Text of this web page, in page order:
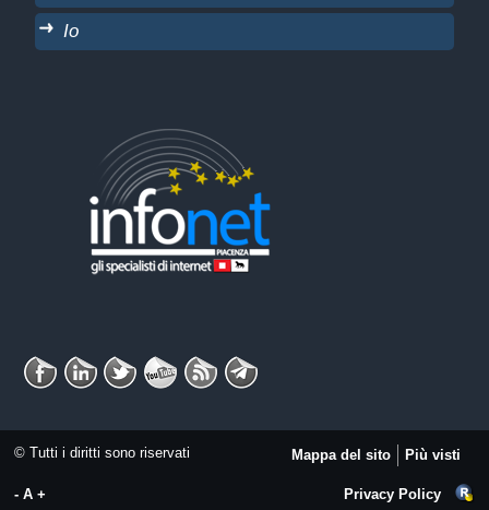
Io
© Tutti i diritti sono riservati Mappa del sito Più visti
Privacy Policy
- A +